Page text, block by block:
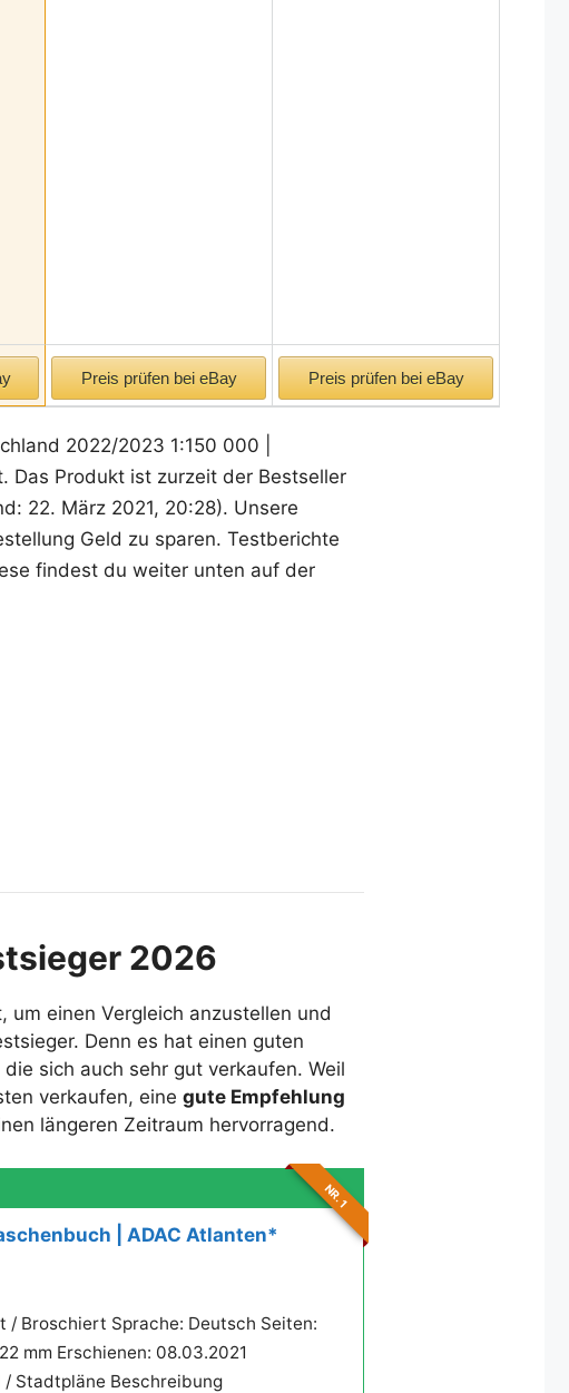
Preis prüfen bei eBay Preis prüfen bei eBay
2022/2023 1:150 000 |
Das Produkt ist zurzeit der Bestseller
22. März 2021, 20:28). Unsere
Geld zu sparen. Testberichte
findest du weiter unten auf der
2026
um einen Vergleich anzustellen und
Denn es hat einen guten
sich auch sehr gut verkaufen. Weil
verkaufen, eine gute Empfehlung
längeren Zeitraum hervorragend.
NR. 1
| ADAC Atlanten*
Broschiert Sprache: Deutsch Seiten:
mm Erschienen: 08.03.2021
Stadtpläne Beschreibung